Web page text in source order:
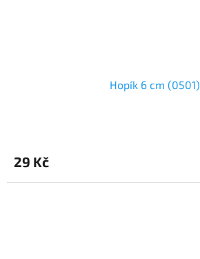
Hopík 6 cm (0501)
29 Kč